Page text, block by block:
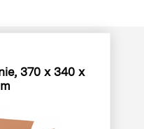
370 x 340 x